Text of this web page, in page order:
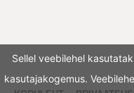
Sellel veebilehel
kasutajakogemus.